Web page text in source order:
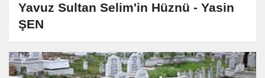
Yavuz Sultan Selim'in Hüznü - Yasin
ŞEN